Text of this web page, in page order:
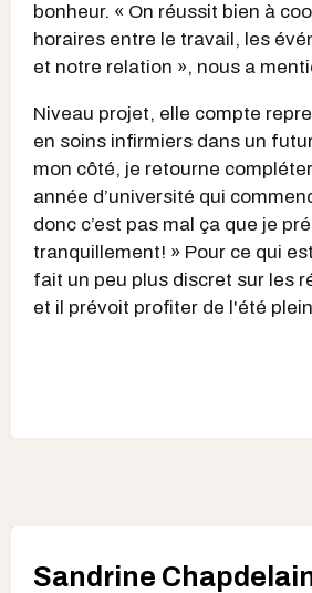
bonheur. « On réussit bien à
horaires entre le travail, les
et notre relation », nous a
Niveau projet, elle compte
en soins infirmiers dans un
mon côté, je retourne
année d’université qui
donc c’est pas mal ça que je
tranquillement! » Pour ce qui
fait un peu plus discret sur les
et il prévoit profiter de l'été
Sandrine